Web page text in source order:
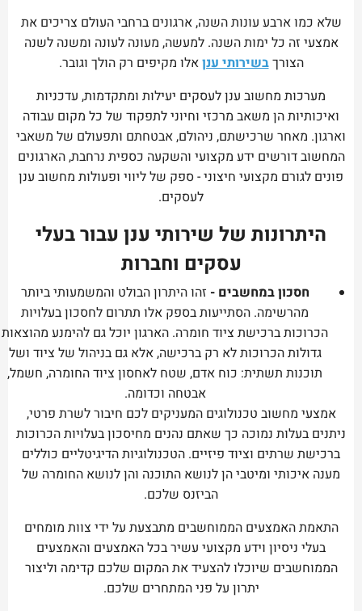
שלא כמו ארבע עונות השנה, ארגונים ברחבי העולם צריכים את
אמצעי זה כל ימות השנה. למעשה, מעונה לעונה ומשנה לשנה
הצורךבשירותי ענןאלו מקיפים רק הולך וגובר.
מערכות מחשוב ענן לעסקים יעילות ומתקדמות, עדכניות
ואיכותיות הן משאב מרכזי וחיוני לתפקוד של כל מקום עבודה
וארגון. מאחר שרכישתם, ניהולם, אבטחתם ותפעולם של משאבי
המחשוב דורשים ידע מקצועי והשקעה כספית נרחבת, הארגונים
פונים לגורם מקצועי חיצוני - ספק של ליווי ופעולות מחשוב ענן
לעסקים.
היתרונות של שירותי ענן עבור בעלי
עסקים וחברות
חסכון במחשבים - זהו היתרון הבולט והמשמעותי ביותר
מהרשימה. הסתייעות בספק אלו תתרום לחסכון בעלויות
הכרוכות ברכישת ציוד חומרה. הארגון יוכל גם להימנע מהוצאות
גדולות הכרוכות לא רק ברכישה, אלא גם בניהול של ציוד ושל
תוכנות תשתית: כוח אדם, שטח לאחסון ציוד החומרה, חשמל,
אבטחה וכדומה.
אמצעי מחשוב טכנולוגים המעניקים לכם חיבור לשרת פרטי,
ניתנים בעלות נמוכה כך שאתם נהנים מחיסכון בעלויות הכרוכות
ברכישת שרתים וציוד פיזיים. הטכנולוגיות הדיגיטליים כוללים
מענה איכותי ומיטבי הן לנושא התוכנה והן לנושא החומרה של
הביזנס שלכם.
התאמת האמצעים הממוחשבים מתבצעת על ידי צוות מומחים
בעלי ניסיון וידע מקצועי עשיר בכל האמצעים והאמצעים
הממוחשבים שיוכלו להצעיד את המקום שלכם קדימה וליצור
יתרון על פני המתחרים שלכם.